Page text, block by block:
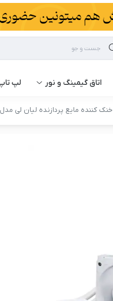
اتاق گیمینگ و نور لپ
خنک کننده مایع پردازنده لیان لی مدل Galahad II Trinity Performance 360 White